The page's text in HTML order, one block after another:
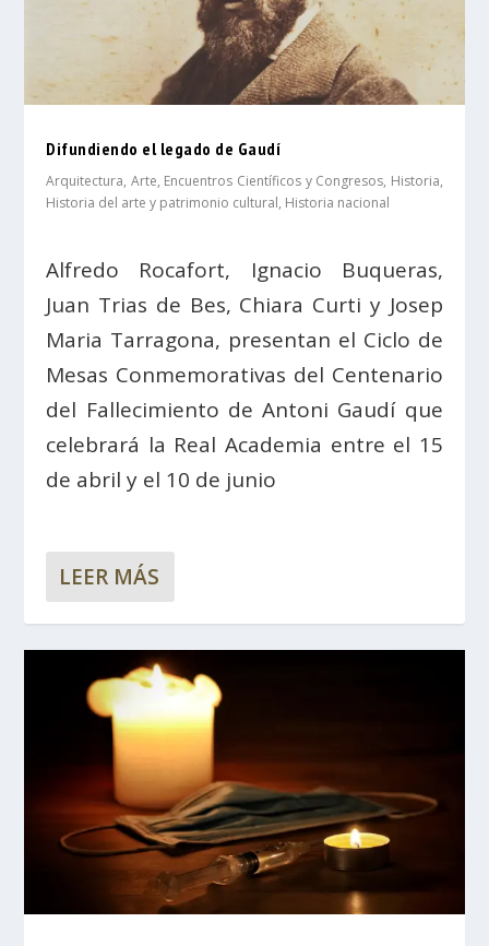
Difundiendo el legado de Gaudí
Arquitectura, Arte, Encuentros Científicos y Congresos, Historia,
Historia del arte y patrimonio cultural, Historia nacional
Alfredo Rocafort, Ignacio Buqueras,
Juan Trias de Bes, Chiara Curti y Josep
Maria Tarragona, presentan el Ciclo de
Mesas Conmemorativas del Centenario
del Fallecimiento de Antoni Gaudí que
celebrará la Real Academia entre el 15
de abril y el 10 de junio
LEER MÁS